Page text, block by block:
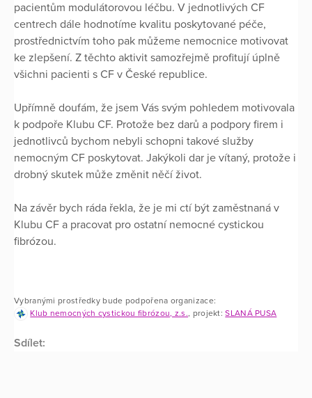
pacientům modulátorovou léčbu. V jednotlivých CF
centrech dále hodnotíme kvalitu poskytované péče,
prostřednictvím toho pak můžeme nemocnice motivovat
ke zlepšení. Z těchto aktivit samozřejmě profitují úplně
všichni pacienti s CF v České republice.
Upřímně doufám, že jsem Vás svým pohledem motivovala
k podpoře Klubu CF. Protože bez darů a podpory firem i
jednotlivců bychom nebyli schopni takové služby
nemocným CF poskytovat. Jakýkoli dar je vítaný, protože i
drobný skutek může změnit něčí život.
Na závěr bych ráda řekla, že je mi ctí být zaměstnaná v
Klubu CF a pracovat pro ostatní nemocné cystickou
fibrózou.
Vybranými prostředky bude podpořena organizace:
Klub nemocných cystickou fibrózou, z.s., projekt:SLANÁ PUSA
Sdílet: